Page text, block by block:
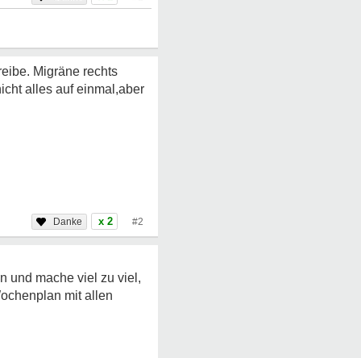
Migräne rechts
alles auf einmal,aber
x 2 #2
und mache viel zu viel,
mit allen